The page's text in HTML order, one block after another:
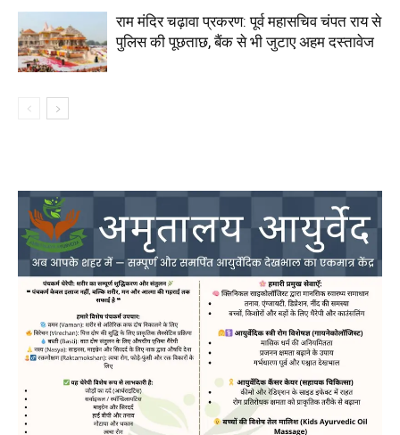
राम मंदिर चढ़ावा प्रकरण: पूर्व महासचिव चंपत राय से
पुलिस की पूछताछ, बैंक से भी जुटाए अहम दस्तावेज